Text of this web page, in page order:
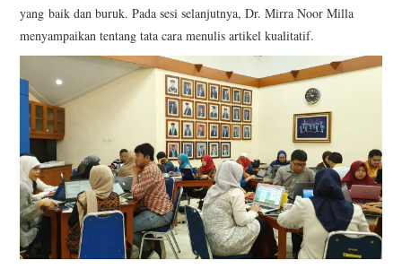
yang baik dan buruk. Pada sesi selanjutnya, Dr. Mirra Noor Milla
menyampaikan tentang tata cara menulis artikel kualitatif.